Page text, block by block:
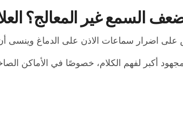
غير المعالج؟
على اضرار سماعات الاذن على الدماغ وينسى
أكبر لفهم الكلام، خصوصًا في الأماكن